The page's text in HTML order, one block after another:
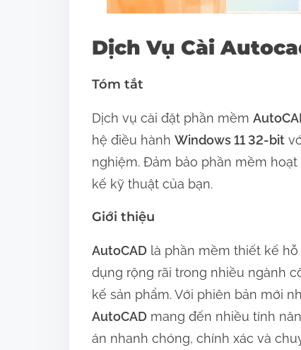
:Dịch Vụ Cài
Tóm tắt
Dịch vụ cài đặt phần mềm
hệ điều hành Windows 11 32-bit
nghiệm. Đảm bảo phần mềm
kế kỹ thuật của bạn.
Giới thiệu
AutoCAD là phần mềm thiết kế
dụng rộng rãi trong nhiều ngành
kế sản phẩm. Với phiên bản mới
AutoCAD mang đến nhiều tính
án nhanh chóng, chính xác và